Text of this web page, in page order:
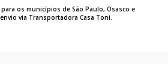
os municípios de São Paulo, Osasco e
via Transportadora Casa Toni.